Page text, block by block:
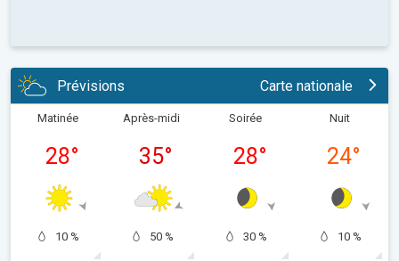
Prévisions Carte nationale
Matinée
28°
10 %
Après-midi
35°
50 %
Soirée
28°
30 %
Nuit
24°
10 %